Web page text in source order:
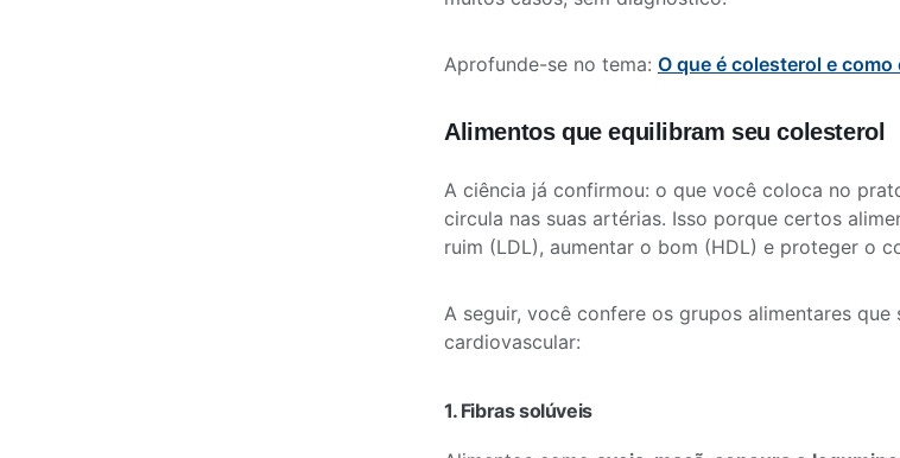
Aprofunde-se no tema: O que é colesterol e
Alimentos que equilibram seu colesterol
A ciência já confirmou: o que você coloca no
circula nas suas artérias. Isso porque certos
ruim (LDL), aumentar o bom (HDL) e proteger o
A seguir, você confere os grupos alimentares que
cardiovascular:
1. Fibras solúveis